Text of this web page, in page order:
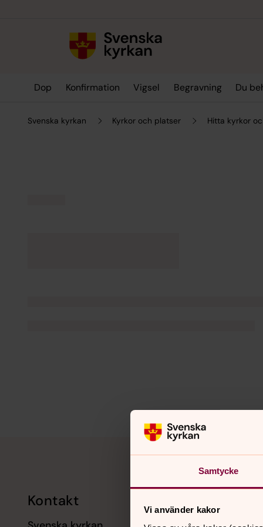
Samtycke
Vi använder kakor
Dop Konfirmation Vigsel Begravning Du
Svenska kyrkan Kyrkor och platser Hitta kyrkor
Kontakt